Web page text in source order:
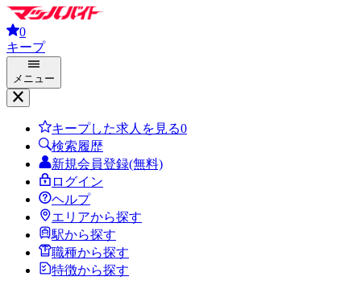
0
キープ
メニュー
キープした求人を見る0
検索履歴
新規会員登録(無料)
ログイン
ヘルプ
エリアから探す
駅から探す
職種から探す
特徴から探す